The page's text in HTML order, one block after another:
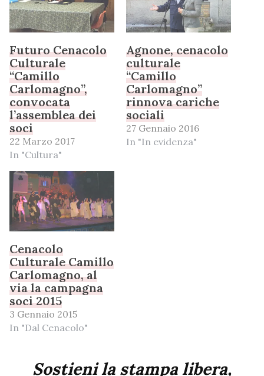
Futuro Cenacolo
Culturale
“Camillo
Carlomagno”,
convocata
l’assemblea dei
soci
22 Marzo 2017
In "Cultura"
Agnone, cenacolo
culturale
“Camillo
Carlomagno”
rinnova cariche
sociali
27 Gennaio 2016
In "In evidenza"
Cenacolo
Culturale Camillo
Carlomagno, al
via la campagna
soci 2015
3 Gennaio 2015
In "Dal Cenacolo"
Sostieni la stampa libera,